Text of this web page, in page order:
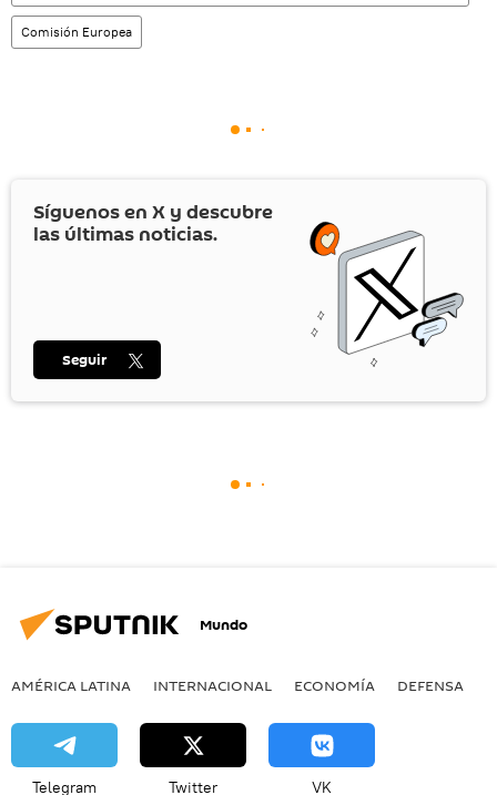
Comisión Europea
Síguenos en X y descubre
las últimas noticias.
Seguir
Mundo
AMÉRICA LATINA INTERNACIONAL ECONOMÍA DEFENSA
Telegram Twitter VK